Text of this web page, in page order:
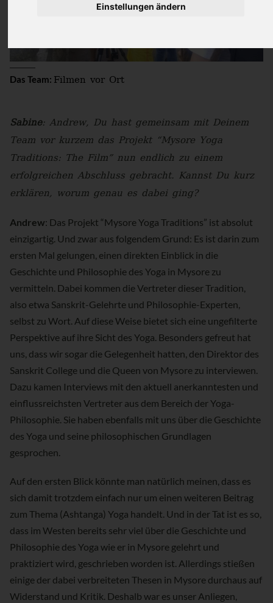
Einstellungen ändern
Das Team: Filmen vor Ort
Sabine: Andrew, Du hast gemeinsam mit Deinem
Team vor kurzem das Projekt “Mysore Yoga
Traditions: The Film” nun endlich zu einem
erfolgreichen Abschluss gebracht. Kannst Du kurz
erklären, worum genau es dabei ging?
Andrew: Das Projekt “Mysore Yoga Traditions” ist absolut
einzigartig. Und zwar aus folgendem Grund: Es ist darin zum
ersten Mal gelungen, einen direkten Einblick in die
Geschichte und Philosophie des Yoga in Mysore zu
vermitteln. Dabei kommen die Vertreter dieser Tradition,
also etwa Sanskrit-Gelehrte und Philosophie-Experten,
selbst zu Wort. Auf diese Weise bietet sich eine ungefilterte
Perspektive auf ihre Sicht des Yoga. Besonders gefreut hat
uns, dass wir sogar die Gelegenheit hatten, den Direktor des
Sanskrit College und die Queen von Mysore zu interviewen.
Dazu kamen Interviews mit den aktuell anerkanntesten und
einflussreichsten Vertreter aus dem Bereich der Yoga-
Philosophie. Sie haben ebenfalls mit uns über die Geschichte
des Yoga und seine philosophischen Grundlagen
gesprochen.
Auf den ersten Blick könnte man natürlich meinen, dass es
sich damit trotzdem einfach nur um einen weiteren Beitrag
zum Thema (Ashtanga) Yoga handelt. Und in der Tat ist es so,
dass im Westen bereits sehr viel über die Geschichte und
Philosophie des Yoga wie er in Mysore gelehrt und
praktiziert wird, geschrieben worden ist. Allerdings stießen
einige der dabei verbreiteten Thesen in Mysore durchaus auf
Widerstand und Kritik. Deshalb war es unser Anliegen,